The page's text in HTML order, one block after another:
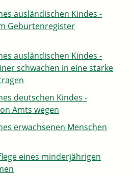
ausländischen Kindes -
Geburtenregister
ausländischen Kindes -
schwachen in eine starke
deutschen Kindes -
Amts wegen
erwachsenen Menschen
eines minderjährigen